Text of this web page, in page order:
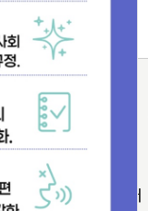
후원신청
경남은행
[예금주]
자립생활센터